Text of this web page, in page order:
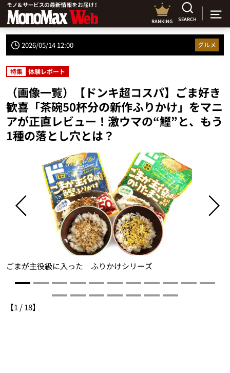
RANKING SEARCH
2026/05/14 12:00 グルメ
特集 体験レポート
（画像一覧）【ドンキ超コスパ】ごま好き
歓喜「茶碗50杯分の新作ふりかけ」をマニ
アが正直レビュー！激ウマの“鰹”と、もう
1種の落とし穴とは？
ごまが主役級に入った ふりかけシリーズ
【1 /18】